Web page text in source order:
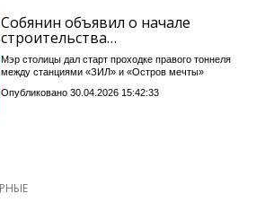
Собянин объявил о начале
строительства…
Мэр столицы дал старт проходке правого тоннеля
между станциями «ЗИЛ» и «Остров мечты»
Опубликовано 30.04.2026 15:42:33